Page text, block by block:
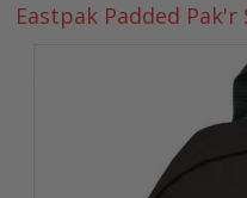
Eastpak Padded